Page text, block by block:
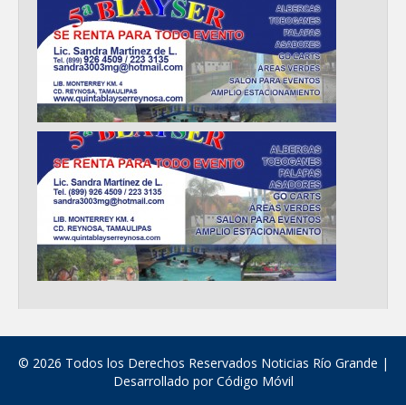
© 2026 Todos los Derechos Reservados Noticias Río Grande |
Desarrollado porCódigo Móvil